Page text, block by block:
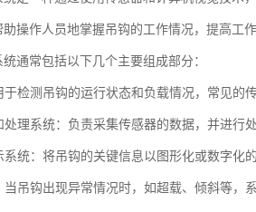
操作人员地掌握吊钩的工作情况，提高工作
通常包括以下几个主要组成部分：
于检测吊钩的运行状态和负载情况，常见的
处理系统：负责采集传感器的数据，并进行
系统：将吊钩的关键信息以图形化或数字化
当吊钩出现异常情况时，如超载、倾斜等，